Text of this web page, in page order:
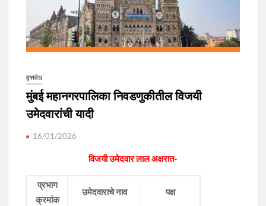
वृत्तवेध
मुंबई महानगरपालिका निवडणुकीतील विजयी
उमेदवारांची यादी
16/01/2026
विजयी उमेदवार लाल अक्षरात-
प्रभाग
क्रमांक
उमेदवाराचे नाव पक्ष